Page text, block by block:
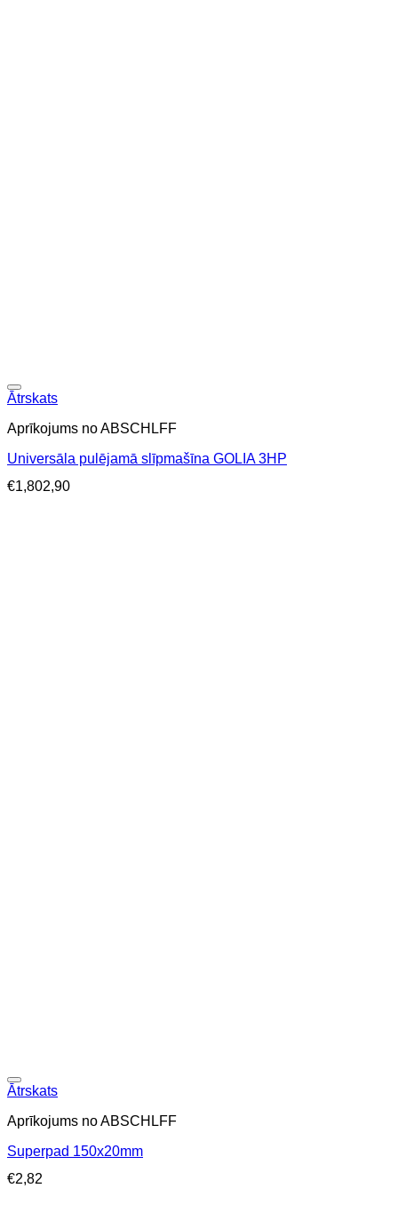
Ātrskats
Aprīkojums no ABSCHLFF
Universāla pulējamā slīpmašīna GOLIA 3HP
€1,802,90
Ātrskats
Aprīkojums no ABSCHLFF
Superpad 150x20mm
€2,82